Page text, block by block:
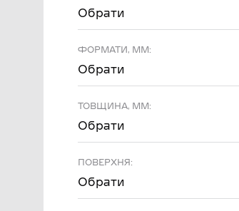
Обрати
ФОРМАТИ, ММ:
Обрати
ТОВЩИНА, ММ:
Обрати
ПОВЕРХНЯ:
Обрати